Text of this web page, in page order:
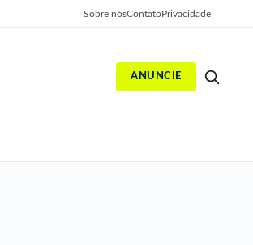
Sobre nósContatoPrivacidade
ANUNCIE